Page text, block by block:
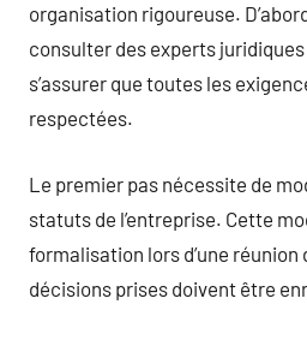
organisation rigoureuse.
consulter des experts
s’assurer que toutes les
respectées.
Le premier pas nécessite de
statuts de l’entreprise. Cette
formalisation lors d’une
décisions prises doivent être